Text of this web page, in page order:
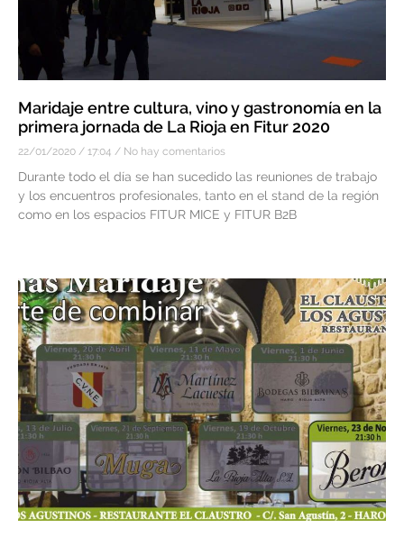
Maridaje entre cultura, vino y gastronomía en la
primera jornada de La Rioja en Fitur 2020
22/01/2020 17:04 No hay comentarios
Durante todo el día se han sucedido las reuniones de trabajo
y los encuentros profesionales, tanto en el stand de la región
como en los espacios FITUR MICE y FITUR B2B